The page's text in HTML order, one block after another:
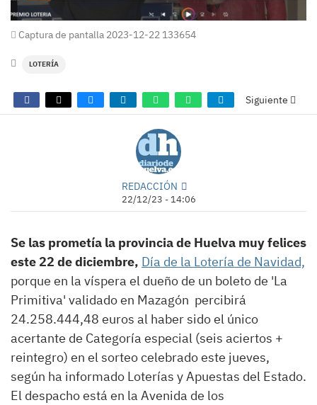
Captura de pantalla 2023-12-22 133654
LOTERÍA
Siguiente
REDACCIÓN
22/12/23 - 14:06
Se las prometía la provincia de Huelva muy felices
este 22 de diciembre, Día de la Lotería de Navidad,
porque en la víspera el dueño de un boleto de 'La
Primitiva' validado en Mazagón percibirá
24.258.444,48 euros al haber sido el único
acertante de Categoría especial (seis aciertos +
reintegro) en el sorteo celebrado este jueves,
según ha informado Loterías y Apuestas del Estado.
El despacho está en la Avenida de los